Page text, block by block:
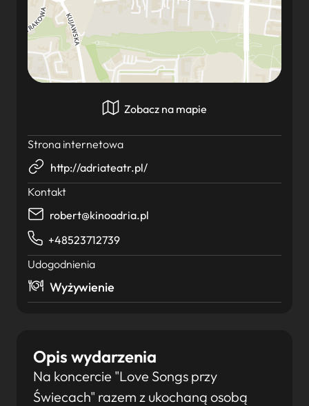
Opis wydarzenia
Na koncercie "Love Songs przy
Świecach" razem z ukochaną osobą
Zobacz na mapie
Strona internetowa
http://adriateatr.pl/
Kontakt
robert@kinoadria.pl
+48523712739
Udogodnienia
Wyżywienie